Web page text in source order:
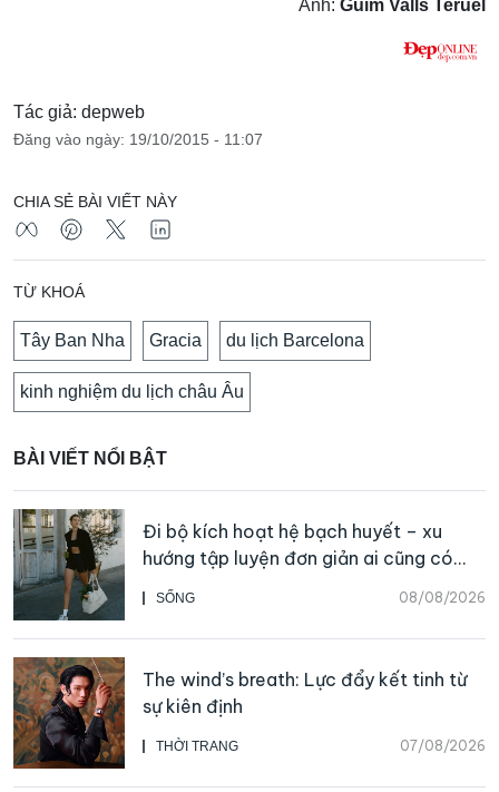
Ảnh: Guim Valls Teruel
Tác giả: depweb
Đăng vào ngày: 19/10/2015 - 11:07
CHIA SẺ BÀI VIẾT NÀY
TỪ KHOÁ
Tây Ban Nha Gracia du lịch Barcelona
kinh nghiệm du lịch châu Âu
BÀI VIẾT NỔI BẬT
SỐNG 08/08/2026
Đi bộ kích hoạt hệ bạch huyết – xu
hướng tập luyện đơn giản ai cũng có
thể bắt đầu
THỜI TRANG 07/08/2026
The wind’s breath: Lực đẩy kết tinh từ
sự kiên định